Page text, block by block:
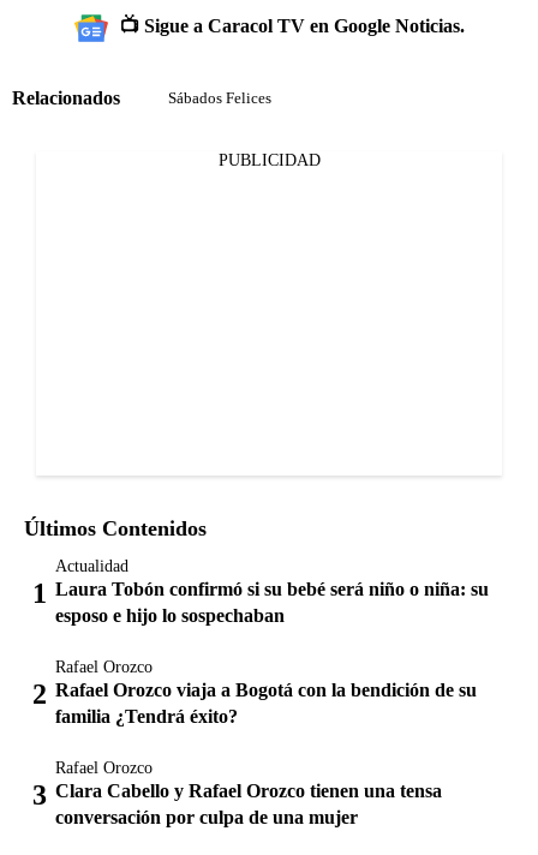
📺 Sigue a Caracol TV en Google Noticias.
Relacionados Sábados Felices
PUBLICIDAD
Últimos Contenidos
Actualidad
Laura Tobón confirmó si su bebé será niño o niña: su
esposo e hijo lo sospechaban
Rafael Orozco
Rafael Orozco viaja a Bogotá con la bendición de su
familia ¿Tendrá éxito?
Rafael Orozco
Clara Cabello y Rafael Orozco tienen una tensa
conversación por culpa de una mujer